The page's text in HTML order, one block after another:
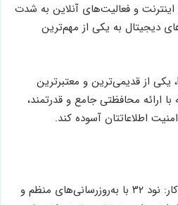
اینترنت و فعالیت‌های آنلاین به شدت
دیجیتال به یکی از مهم‌ترین
نود ۳۲، محصول شرکت ESET، یکی از قدیمی‌ترین و معتبرترین
ارائه محافظتی جامع و قدرتمند،
اطلاعاتتان آسوده کند.
آپدیت‌های منظم و خودکار: نود ۳۲ با به‌روزرسانی‌های منظم و